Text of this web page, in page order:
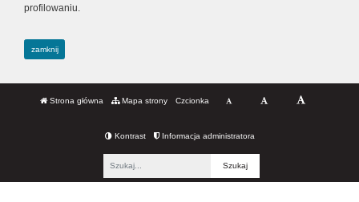
profilowaniu.
zamknij
Strona główna Mapa strony Czcionka
Kontrast Informacja administratora